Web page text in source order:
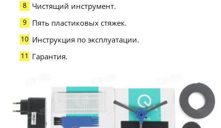
Чистящий инструмент.
Пять пластиковых стяжек.
Инструкция по эксплуатации.
Гарантия.